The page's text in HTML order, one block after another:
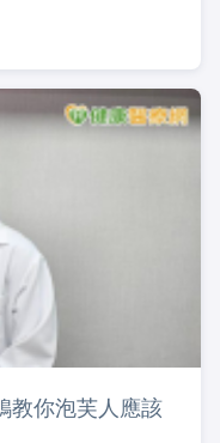
教你泡芙人應該